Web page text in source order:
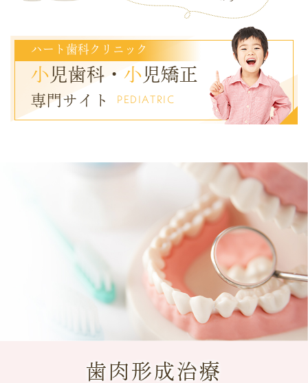
ハート歯科クリニック
小 児歯科・小児矯正
専門サイト PEDIATRIC
歯肉形成治療